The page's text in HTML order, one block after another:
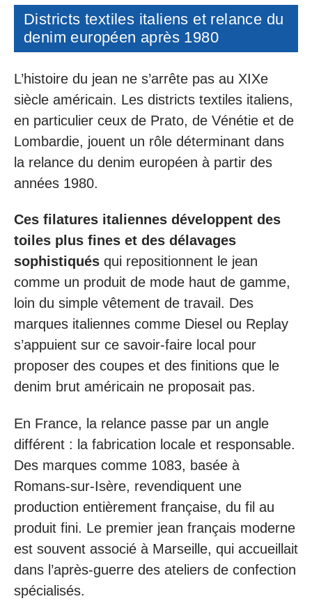
Districts textiles italiens et relance du
denim européen après 1980
L’histoire du jean ne s’arrête pas au XIXe
siècle américain. Les districts textiles italiens,
en particulier ceux de Prato, de Vénétie et de
Lombardie, jouent un rôle déterminant dans
la relance du denim européen à partir des
années 1980.
Ces filatures italiennes développent des
toiles plus fines et des délavages
sophistiqués qui repositionnent le jean
comme un produit de mode haut de gamme,
loin du simple vêtement de travail. Des
marques italiennes comme Diesel ou Replay
s’appuient sur ce savoir-faire local pour
proposer des coupes et des finitions que le
denim brut américain ne proposait pas.
En France, la relance passe par un angle
différent : la fabrication locale et responsable.
Des marques comme 1083, basée à
Romans-sur-Isère, revendiquent une
production entièrement française, du fil au
produit fini. Le premier jean français moderne
est souvent associé à Marseille, qui accueillait
dans l’après-guerre des ateliers de confection
spécialisés.